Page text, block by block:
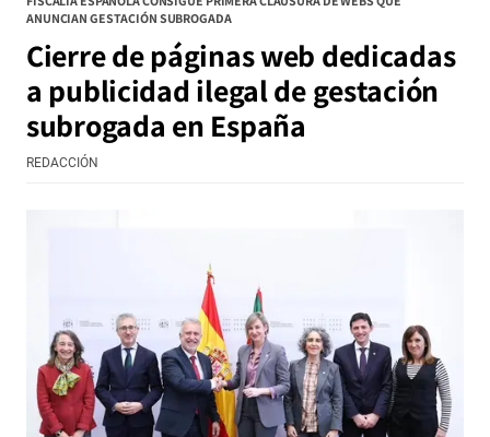
ANUNCIAN GESTACIÓN SUBROGADA
Cierre de páginas web dedicadas
a publicidad ilegal de gestación
subrogada en España
REDACCIÓN